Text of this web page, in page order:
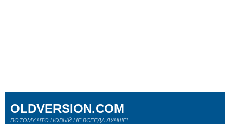
OLDVERSION.COM
ПОТОМУ ЧТО НОВЫЙ НЕ ВСЕГДА ЛУЧШЕ!